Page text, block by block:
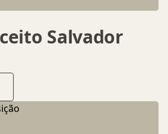
Salvador